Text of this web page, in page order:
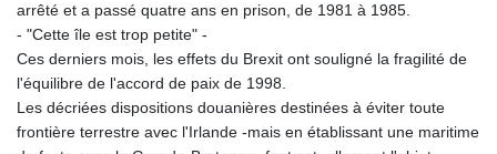
arrêté et a passé quatre ans en prison, de 1981 à 1985.
- "Cette île est trop petite" -
Ces derniers mois, les effets du Brexit ont souligné la fragilité de
l'équilibre de l'accord de paix de 1998.
Les décriées dispositions douanières destinées à éviter toute
frontière terrestre avec l'Irlande -mais en établissant une maritime